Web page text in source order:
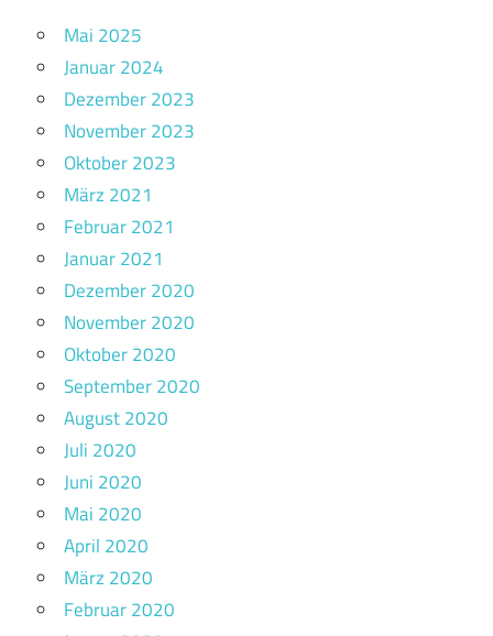
Mai 2025
Januar 2024
Dezember 2023
November 2023
Oktober 2023
März 2021
Februar 2021
Januar 2021
Dezember 2020
November 2020
Oktober 2020
September 2020
August 2020
Juli 2020
Juni 2020
Mai 2020
April 2020
März 2020
Februar 2020